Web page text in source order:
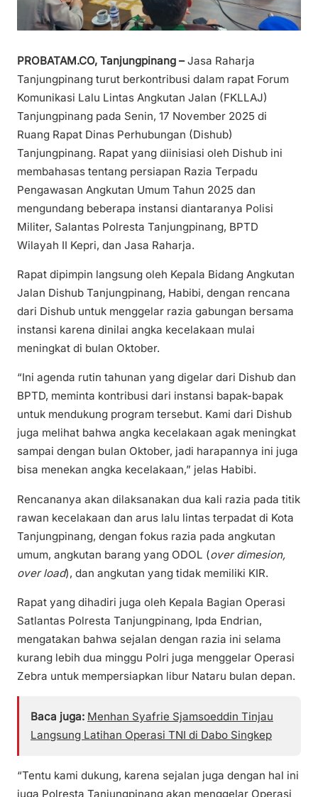
PROBATAM.CO, Tanjungpinang –Jasa Raharja
Tanjungpinang turut berkontribusi dalam rapat Forum
Komunikasi Lalu Lintas Angkutan Jalan (FKLLAJ)
Tanjungpinang pada Senin, 17 November 2025 di
Ruang Rapat Dinas Perhubungan (Dishub)
Tanjungpinang. Rapat yang diinisiasi oleh Dishub ini
membahasas tentang persiapan Razia Terpadu
Pengawasan Angkutan Umum Tahun 2025 dan
mengundang beberapa instansi diantaranya Polisi
Militer, Salantas Polresta Tanjungpinang, BPTD
Wilayah II Kepri, dan Jasa Raharja.
Rapat dipimpin langsung oleh Kepala Bidang Angkutan
Jalan Dishub Tanjungpinang, Habibi, dengan rencana
dari Dishub untuk menggelar razia gabungan bersama
instansi karena dinilai angka kecelakaan mulai
meningkat di bulan Oktober.
“Ini agenda rutin tahunan yang digelar dari Dishub dan
BPTD, meminta kontribusi dari instansi bapak-bapak
untuk mendukung program tersebut. Kami dari Dishub
juga melihat bahwa angka kecelakaan agak meningkat
sampai dengan bulan Oktober, jadi harapannya ini juga
bisa menekan angka kecelakaan,” jelas Habibi.
Rencananya akan dilaksanakan dua kali razia pada titik
rawan kecelakaan dan arus lalu lintas terpadat di Kota
Tanjungpinang, dengan fokus razia pada angkutan
umum, angkutan barang yang ODOL (over dimesion,
over load), dan angkutan yang tidak memiliki KIR.
Rapat yang dihadiri juga oleh Kepala Bagian Operasi
Satlantas Polresta Tanjungpinang, Ipda Endrian,
mengatakan bahwa sejalan dengan razia ini selama
kurang lebih dua minggu Polri juga menggelar Operasi
Zebra untuk mempersiapkan libur Nataru bulan depan.
Baca juga: Menhan Syafrie Sjamsoeddin Tinjau
Langsung Latihan Operasi TNI di Dabo Singkep
“Tentu kami dukung, karena sejalan juga dengan hal ini
juga Polresta Tanjungpinang akan menggelar Operasi